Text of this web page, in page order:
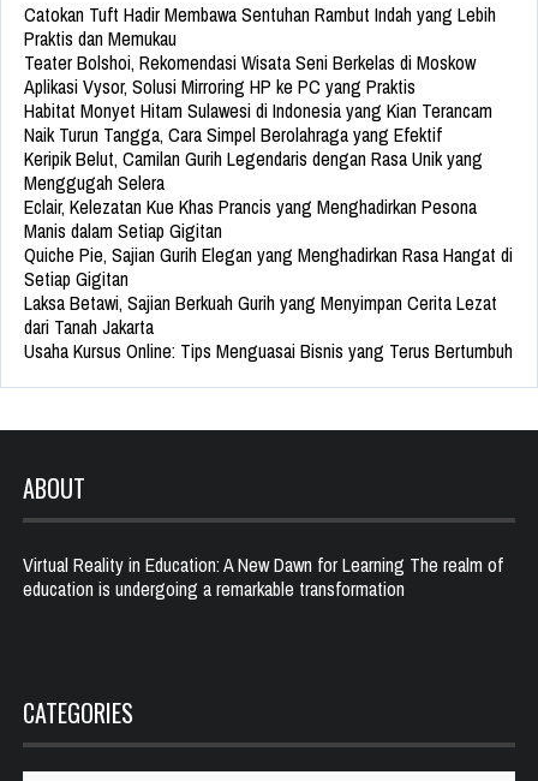
Catokan Tuft Hadir Membawa Sentuhan Rambut Indah yang Lebih
Praktis dan Memukau
Teater Bolshoi, Rekomendasi Wisata Seni Berkelas di Moskow
Aplikasi Vysor, Solusi Mirroring HP ke PC yang Praktis
Habitat Monyet Hitam Sulawesi di Indonesia yang Kian Terancam
Naik Turun Tangga, Cara Simpel Berolahraga yang Efektif
Keripik Belut, Camilan Gurih Legendaris dengan Rasa Unik yang
Menggugah Selera
Eclair, Kelezatan Kue Khas Prancis yang Menghadirkan Pesona
Manis dalam Setiap Gigitan
Quiche Pie, Sajian Gurih Elegan yang Menghadirkan Rasa Hangat di
Setiap Gigitan
Laksa Betawi, Sajian Berkuah Gurih yang Menyimpan Cerita Lezat
dari Tanah Jakarta
Usaha Kursus Online: Tips Menguasai Bisnis yang Terus Bertumbuh
ABOUT
Virtual Reality in Education: A New Dawn for Learning The realm of
education is undergoing a remarkable transformation
CATEGORIES